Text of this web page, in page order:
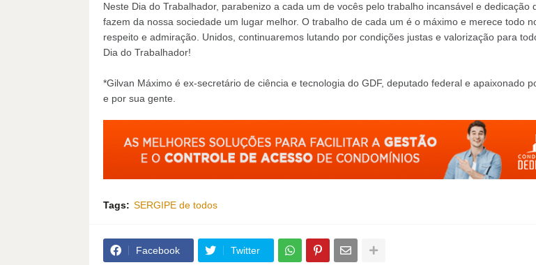
Neste Dia do Trabalhador, parabenizo a cada um de vocês pelo trabalho incansável e dedicação
fazem da nossa sociedade um lugar melhor. O trabalho de cada um é o máximo e merece todo
respeito e admiração. Unidos, continuaremos lutando por condições justas e valorização para
Dia do Trabalhador!
*Gilvan Máximo é ex-secretário de ciência e tecnologia do GDF, deputado federal e apaixonado
e por sua gente.
Tags: SERGIPE de todos
Facebook Twitter